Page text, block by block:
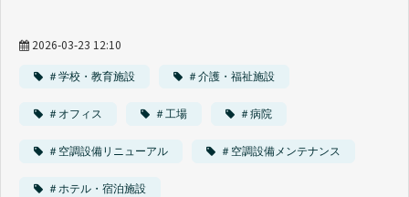
2026-03-23 12:10
＃学校・教育施設 ＃介護・福祉施設
＃オフィス ＃工場 ＃病院
＃空調設備リニューアル ＃空調設備メンテナンス
＃ホテル・宿泊施設